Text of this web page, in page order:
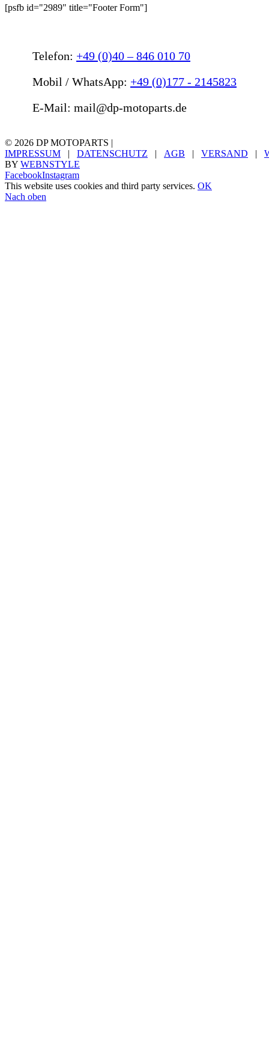
[psfb id="2989" title="Footer Form"]
Telefon: +49 (0)40 – 846 010 70
Mobil / WhatsApp: +49 (0)177 - 2145823
E-Mail: mail@dp-motoparts.de
© 2026 DP MOTOPARTS |
IMPRESSUM | DATENSCHUTZ | AGB | VERSAND |
BY WEBNSTYLE
FacebookInstagram
This website uses cookies and third party services. OK
Nach oben